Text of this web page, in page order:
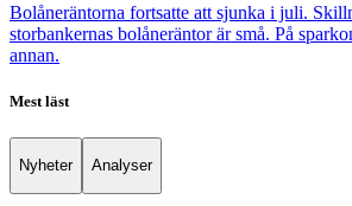
Bolåneräntorna fortsatte att sjunka i juli.
storbankernas bolåneräntor är små. På
annan.
Mest läst
Nyheter Analyser